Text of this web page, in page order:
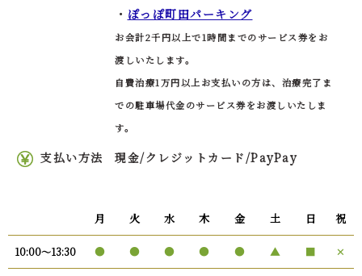
・ ぽっぽ町田パーキング
お会計2千円以上で1時間までのサービス券をお
渡しいたします。
自費治療1万円以上お支払いの方は、治療完了ま
での駐車場代金のサービス券をお渡しいたしま
す。
支払い方法 現金/クレジットカード/PayPay
月 火 水 木 金 土 日 祝
10:00〜13:30 ● ● ● ● ● ▲ ■ ✕